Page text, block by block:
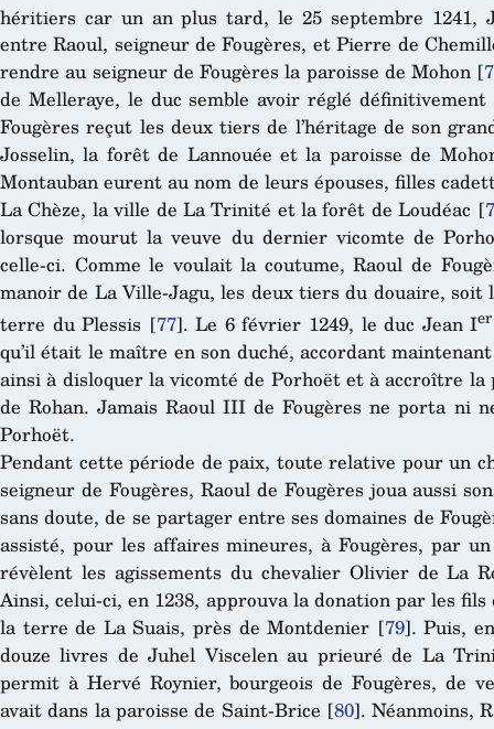
héritiers car un an plus tard, le 25 septembre 1241,
entre Raoul, seigneur de Fougères, et Pierre de
rendre au seigneur de Fougères la paroisse de Mohon [
de Melleraye, le duc semble avoir réglé
Fougères reçut les deux tiers de l’héritage de son
Josselin, la forêt de Lannouée et la paroisse de
Montauban eurent au nom de leurs épouses, filles
La Chèze, la ville de La Trinité et la forêt de Loudéac [
lorsque mourut la veuve du dernier vicomte de
celle-ci. Comme le voulait la coutume, Raoul de
manoir de La Ville-Jagu, les deux tiers du douaire, soit
terre du Plessis [77]. Le 6 février 1249, le duc Jean Ier
qu’il était le maître en son duché, accordant
ainsi à disloquer la vicomté de Porhoët et à accroître la
de Rohan. Jamais Raoul III de Fougères ne porta ni
Porhoët.
Pendant cette période de paix, toute relative pour un
seigneur de Fougères, Raoul de Fougères joua aussi
sans doute, de se partager entre ses domaines de
assisté, pour les affaires mineures, à Fougères, par
révèlent les agissements du chevalier Olivier de La
Ainsi, celui-ci, en 1238, approuva la donation par les fils
la terre de La Suais, près de Montdenier [79]. Puis,
douze livres de Juhel Viscelen au prieuré de La
permit à Hervé Roynier, bourgeois de Fougères, de
avait dans la paroisse de Saint-Brice [80]. Néanmoins,